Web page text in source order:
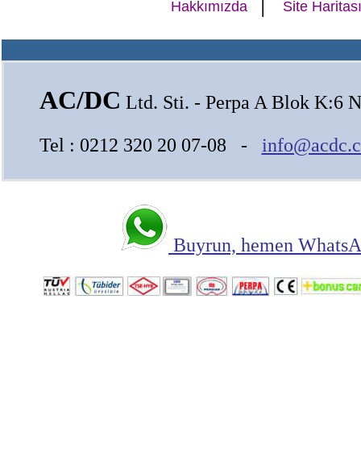
Hakkımızda Site Haritası
AC/DC Ltd. Sti. - Perpa A Blok K:6
Tel : 0212 320 20 07-08 -
Buyrun, hemen